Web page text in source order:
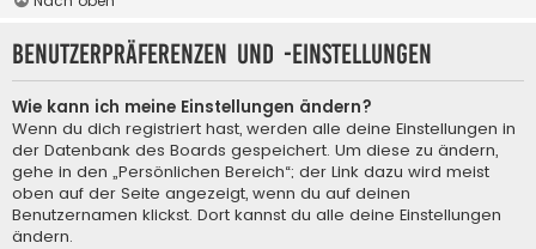
Benutzerpräferenzen und -einstellungen
Wie kann ich meine Einstellungen ändern?
Wenn du dich registriert hast, werden alle deine Einstellungen in
der Datenbank des Boards gespeichert. Um diese zu ändern,
gehe in den „Persönlichen Bereich“; der Link dazu wird meist
oben auf der Seite angezeigt, wenn du auf deinen
Benutzernamen klickst. Dort kannst du alle deine Einstellungen
ändern.